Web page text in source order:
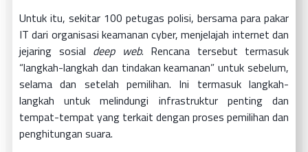
Untuk itu, sekitar 100 petugas polisi, bersama para pakar
IT dari organisasi keamanan cyber, menjelajah internet dan
jejaring sosial deep web. Rencana tersebut termasuk
“langkah-langkah dan tindakan keamanan” untuk sebelum,
selama dan setelah pemilihan. Ini termasuk langkah-
langkah untuk melindungi infrastruktur penting dan
tempat-tempat yang terkait dengan proses pemilihan dan
penghitungan suara.